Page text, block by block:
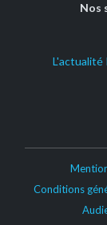
Nos
L'actualité
Conditions